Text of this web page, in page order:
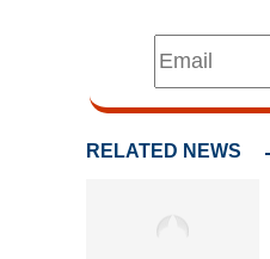
RELATED NEWS